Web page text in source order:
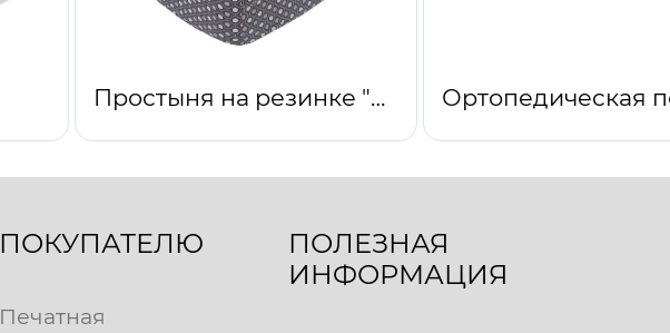
Простыня на резинке "Феникс"
ПОКУПАТЕЛЮ
Печатная
ПОЛЕЗНАЯ
ИНФОРМАЦИЯ